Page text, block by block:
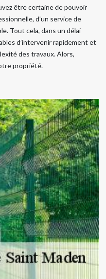
être certaine de pouvoir
d’un service de
Tout cela, dans un délai
d’intervenir rapidement et
des travaux. Alors,
propriété.